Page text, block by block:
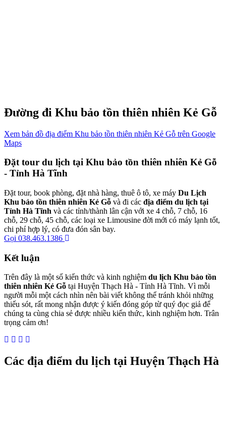
Đường đi Khu bảo tồn thiên nhiên Kẻ Gỗ
Xem bản đồ địa điểm Khu bảo tồn thiên nhiên Kẻ Gỗ trên Google
Maps
Đặt tour du lịch tại Khu bảo tồn thiên nhiên Kẻ Gỗ
- Tỉnh Hà Tĩnh
Đặt tour, book phòng, đặt nhà hàng, thuê ô tô, xe máy Du Lịch
Khu bảo tồn thiên nhiên Kẻ Gỗ và đi các địa điểm du lịch tại
Tỉnh Hà Tĩnh và các tỉnh/thành lân cận với xe 4 chỗ, 7 chỗ, 16
chỗ, 29 chỗ, 45 chỗ, các loại xe Limousine đời mới có máy lạnh tốt,
chi phí hợp lý, có đưa đón sân bay.
Gọi 038.463.1386
Kết luận
Trên đây là một số kiến thức và kinh nghiệm du lịch Khu bảo tồn
thiên nhiên Kẻ Gỗ tại Huyện Thạch Hà - Tỉnh Hà Tĩnh. Vì mỗi
người mỗi một cách nhìn nên bài viết không thể tránh khỏi những
thiếu sót, rất mong nhận được ý kiến đóng góp từ quý đọc giả để
chúng ta cùng chia sẻ được nhiều kiến thức, kinh nghiệm hơn. Trân
trọng cảm ơn!
Các địa điểm du lịch tại Huyện Thạch Hà